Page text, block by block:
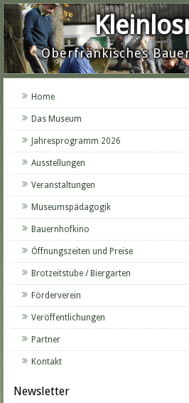
Oberfränkisches
Home
Das Museum
Jahresprogramm 2026
Ausstellungen
Veranstaltungen
Museumspädagogik
Bauernhofkino
Öffnungszeiten und Preise
Brotzeitstube / Biergarten
Förderverein
Veröffentlichungen
Partner
Kontakt
Newsletter